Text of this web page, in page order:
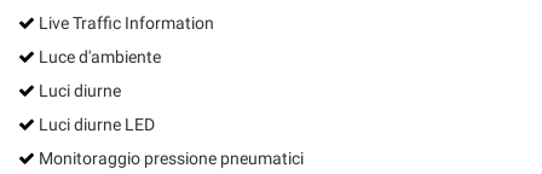
Live Traffic Information
Luce d'ambiente
Luci diurne
Luci diurne LED
Monitoraggio pressione pneumatici